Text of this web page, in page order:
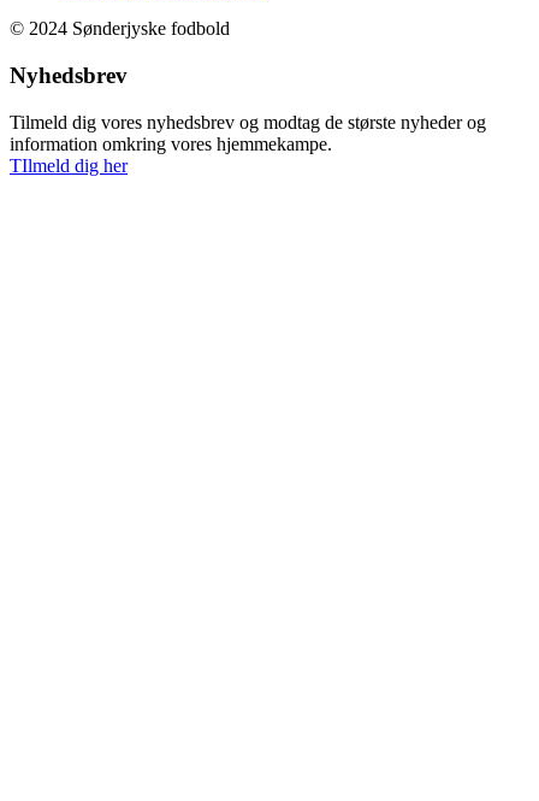
© 2024 Sønderjyske fodbold
Nyhedsbrev
Tilmeld dig vores nyhedsbrev og modtag de største nyheder og
information omkring vores hjemmekampe.
TIlmeld dig her